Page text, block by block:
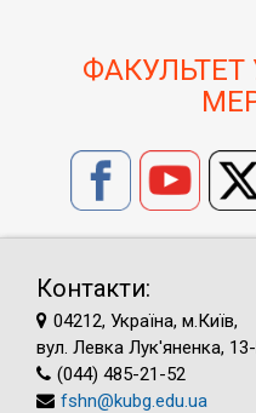
ФАКУЛЬТЕТ
Контакти:
04212, Україна, м.Київ,
вул. Левка Лук'яненка,
(044) 485-21-52
fshn@kubg.edu.ua